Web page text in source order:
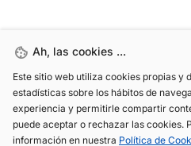
Ah, las cookies ...
Este sitio web utiliza cookies propias y
estadísticas sobre los hábitos de
experiencia y permitirle compartir
puede aceptar o rechazar las cookies.
información en nuestra Política de